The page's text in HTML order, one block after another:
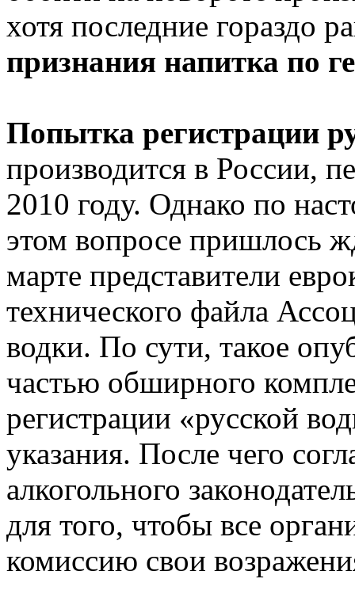
хотя последние гораздо
признания напитка по
Попытка регистрации
производится в России,
2010 году. Однако по
этом вопросе пришлось
марте представители
технического файла
водки. По сути, такое
частью обширного
регистрации «русской
указания. После чего
алкогольного
для того, чтобы все
комиссию свои